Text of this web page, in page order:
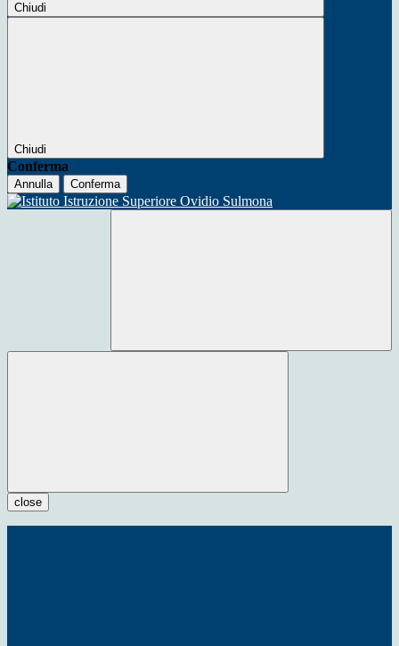
Chiudi
Chiudi
Conferma
Annulla Conferma
close